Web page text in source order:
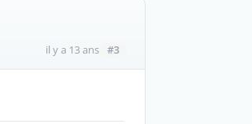
il y a 13 ans #3